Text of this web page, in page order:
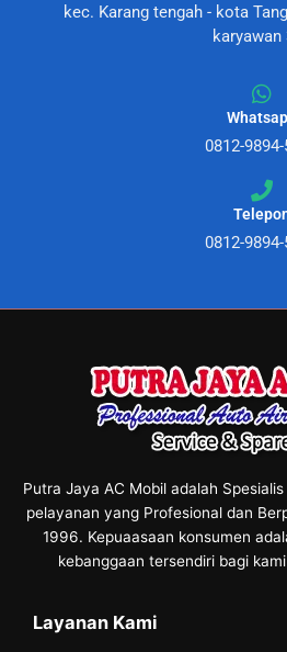
kec. Karang tengah - kota
karyawan
0812-
0812-
Putra Jaya AC Mobil adalah
pelayanan yang Profesional dan
1996. Kepuaasaan konsumen
kebanggaan tersendiri bagi
Layanan Kami